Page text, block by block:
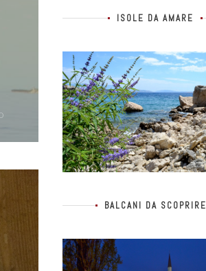
ISOLE DA AMARE
BALCANI DA SCOPRIRE